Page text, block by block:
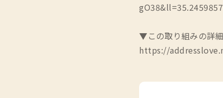
▼この取り組みの詳細
https://